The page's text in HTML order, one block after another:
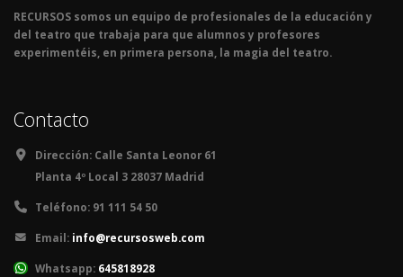
RECURSOS somos un equipo de profesionales de la educación y
del teatro que trabaja para que alumnos y profesores
experimentéis, en primera persona, la magia del teatro.
Contacto
Dirección: Calle Santa Leonor 61
Planta 4º Local 3 28037 Madrid
Teléfono: 91 111 54 50
Email: info@recursosweb.com
Whatsapp: 645818928